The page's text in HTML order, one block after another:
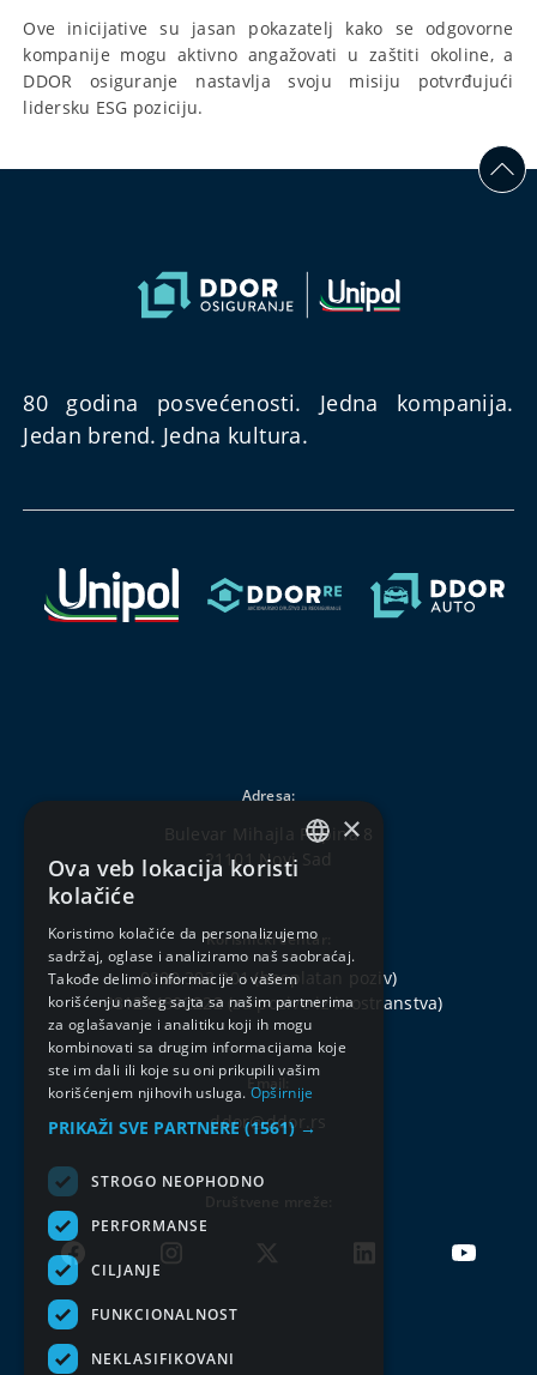
Ove inicijative su jasan pokazatelj kako se odgovorne
kompanije mogu aktivno angažovati u zaštiti okoline, a
DDOR osiguranje nastavlja svoju misiju potvrđujući
lidersku ESG poziciju.
80 godina posvećenosti. Jedna kompanija.
Jedan brend. Jedna kultura.
Adresa:
Bulevar Mihajla Pupina 8
21101 Novi Sad
Korisnički centar:
0800 303 301(besplatan poziv)
+381214802222(za pozive iz inostranstva)
Email:
ddor@ddor.rs
×
Ova veb lokacija koristi
kolačiće
Koristimo kolačiće da personalizujemo
sadržaj, oglase i analiziramo naš saobraćaj.
Takođe delimo informacije o vašem
korišćenju našeg sajta sa našim partnerima
za oglašavanje i analitiku koji ih mogu
kombinovati sa drugim informacijama koje
ste im dali ili koje su oni prikupili vašim
korišćenjem njihovih usluga. Opširnije
PRIKAŽI SVE PARTNERE (1561) →
STROGO NEOPHODNO
PERFORMANSE
CILJANJE
FUNKCIONALNOST
NEKLASIFIKOVANI